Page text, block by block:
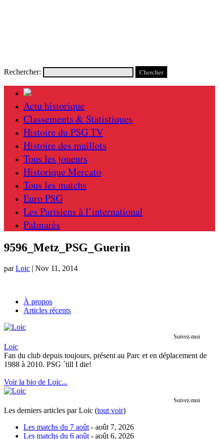
Rechercher:
Actu historique
Classements & Statistiques
Histoire du PSG TV
Histoire des maillots
Tous les joueurs
Historique Mercato
Tous les matchs
Euro PSG
Les Parisiens à l’international
Palmarès
9596_Metz_PSG_Guerin
parLoic | Nov 11, 2014
À propos
Articles récents
Suivez-moi
Loic
Fan du club depuis toujours, présent au Parc et en déplacement de
1988 à 2010. PSG ´till I die!
Voir la bio de Loic...
Suivez-moi
Les derniers articles par Loic (tout voir)
Les matchs du 7 août - août 7, 2026
Les matchs du 6 août - août 6, 2026